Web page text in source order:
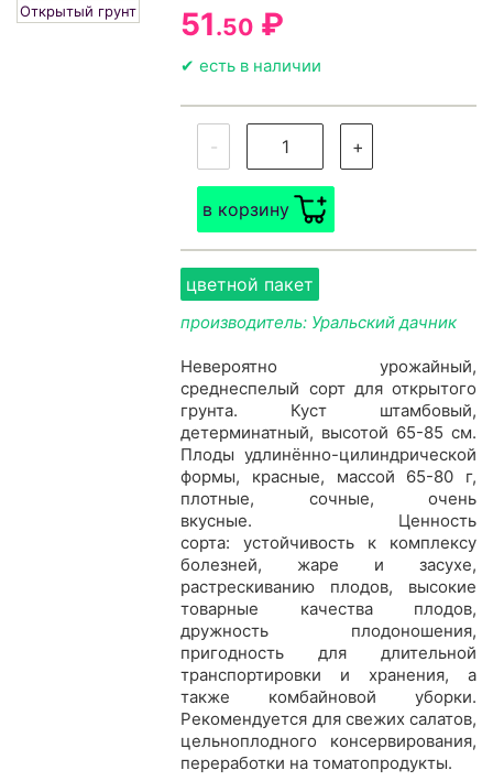
Открытый грунт
51.50 ₽
✔ есть в наличии
- +
в корзину
цветной пакет
производитель: Уральский дачник
Невероятно урожайный,
среднеспелый сорт для открытого
грунта. Куст штамбовый,
детерминатный, высотой 65-85 см.
Плоды удлинённо-цилиндрической
формы, красные, массой 65-80 г,
плотные, сочные, очень
вкусные. Ценность
сорта: устойчивость к комплексу
болезней, жаре и засухе,
растрескиванию плодов, высокие
товарные качества плодов,
дружность плодоношения,
пригодность для длительной
транспортировки и хранения, а
также комбайновой уборки.
Рекомендуется для свежих салатов,
цельноплодного консервирования,
переработки на томатопродукты.